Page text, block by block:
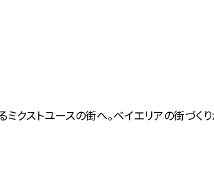
クストユースの街へ。ベイエリアの街づく